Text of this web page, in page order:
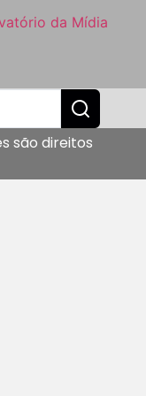
da Mídia
são direitos